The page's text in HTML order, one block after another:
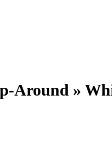
Around »